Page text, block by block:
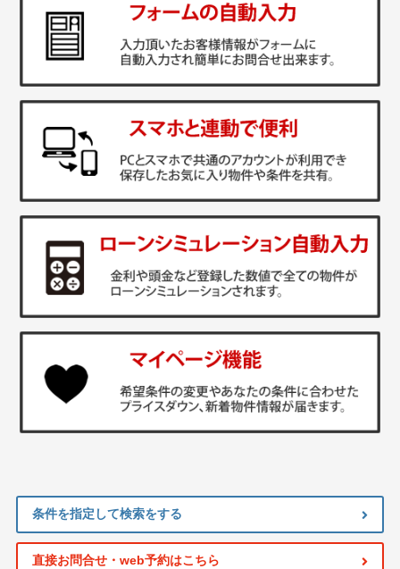
条件を指定して検索をする
直接お問合せ・web予約はこちら